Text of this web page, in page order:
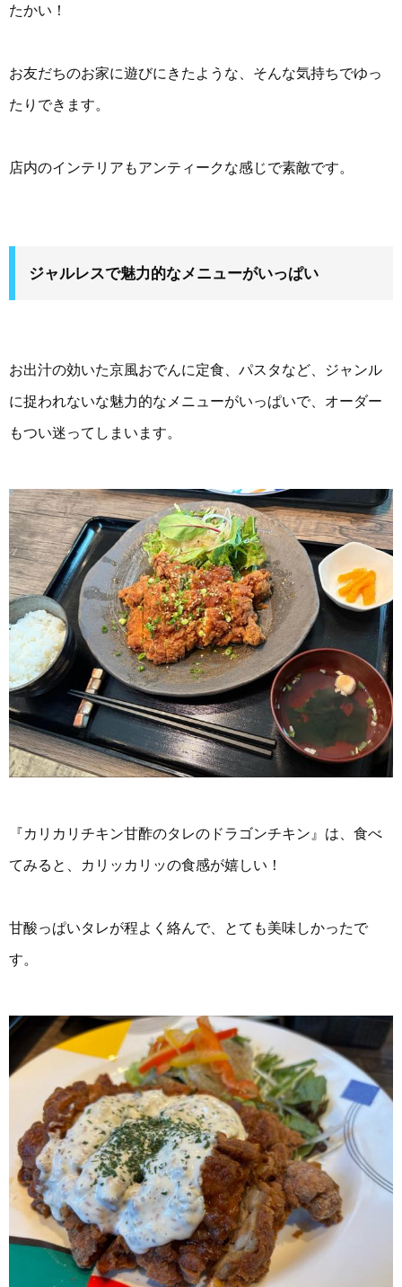
たかい！
お友だちのお家に遊びにきたような、そんな気持ちでゆっ
たりできます。
店内のインテリアもアンティークな感じで素敵です。
ジャルレスで魅力的なメニューがいっぱい
お出汁の効いた京風おでんに定食、パスタなど、ジャンル
に捉われないな魅力的なメニューがいっぱいで、オーダー
もつい迷ってしまいます。
『カリカリチキン甘酢のタレのドラゴンチキン』は、食べ
てみると、カリッカリッの食感が嬉しい！
甘酸っぱいタレが程よく絡んで、とても美味しかったで
す。